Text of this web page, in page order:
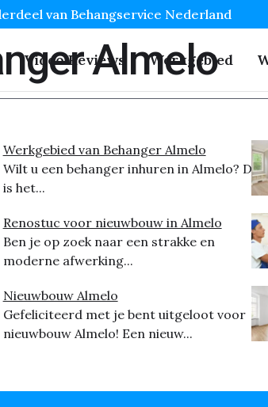
van Behangservice Nederland
Video Reviews Werkgebied
Almelo
Werkgebied van Behanger Almelo
Wilt u een behanger inhuren in Almelo? Dit
is het...
Renostuc voor nieuwbouw in Almelo
Ben je op zoek naar een strakke en
moderne afwerking...
Nieuwbouw Almelo
Gefeliciteerd met je bent uitgeloot voor
nieuwbouw Almelo! Een nieuw...